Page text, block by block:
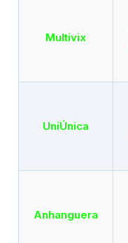
Multivix
UniÚnica
Anhanguera